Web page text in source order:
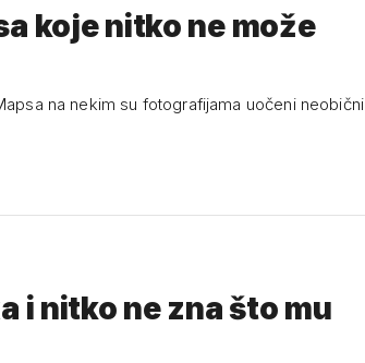
koje nitko ne može
na nekim su fotografijama uočeni neobični
i nitko ne zna što mu